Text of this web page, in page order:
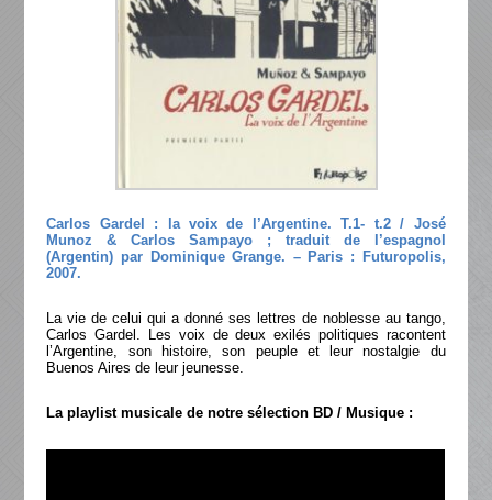
Carlos Gardel : la voix de l’Argentine. T.1- t.2 / José
Munoz & Carlos Sampayo ; traduit de l’espagnol
(Argentin) par Dominique Grange. – Paris : Futuropolis,
2007.
La vie de celui qui a donné ses lettres de noblesse au tango,
Carlos Gardel. Les voix de deux exilés politiques racontent
l’Argentine, son histoire, son peuple et leur nostalgie du
Buenos Aires de leur jeunesse.
La playlist musicale de notre sélection BD / Musique :